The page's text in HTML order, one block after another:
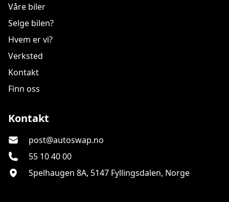
Våre biler
Selge bilen?
Hvem er vi?
Verksted
Kontakt
Finn oss
Kontakt
post@autoswap.no
55 10 40 00
Spelhaugen 8A, 5147 Fyllingsdalen, Norge